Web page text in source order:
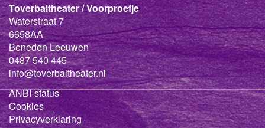
Toverbaltheater / Voorproefje
Waterstraat 7
6658AA
Beneden Leeuwen
0487 540 445
info@toverbaltheater.nl
ANBI-status
Cookies
Privacyverklaring